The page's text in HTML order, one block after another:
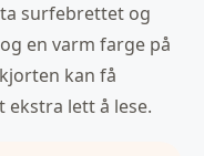
surfebrettet og
en varm farge på
kan få
lett å lese.